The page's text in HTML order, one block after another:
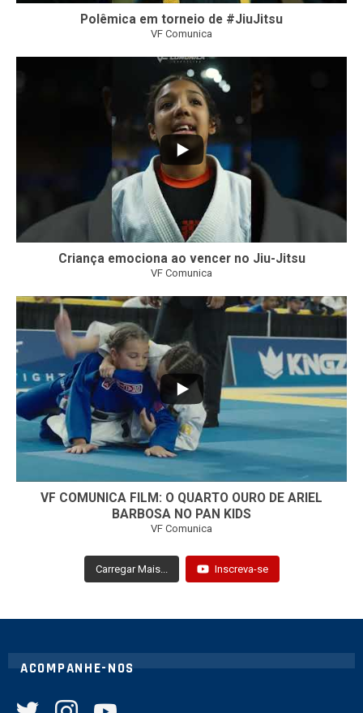
Polêmica em torneio de #JiuJitsu
VF Comunica
Criança emociona ao vencer no Jiu-Jitsu
VF Comunica
...
VF COMUNICA FILM: O QUARTO OURO DE ARIEL
BARBOSA NO PAN KIDS
VF Comunica
Carregar Mais... Inscreva-se
ACOMPANHE-NOS